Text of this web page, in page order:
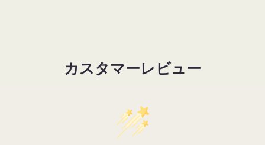
カスタマーレビュー